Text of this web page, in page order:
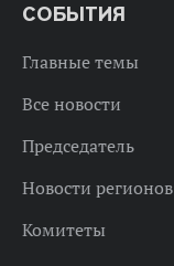
СОБЫТИЯ
Главные темы
Все новости
Председатель
Новости регионов
Комитеты